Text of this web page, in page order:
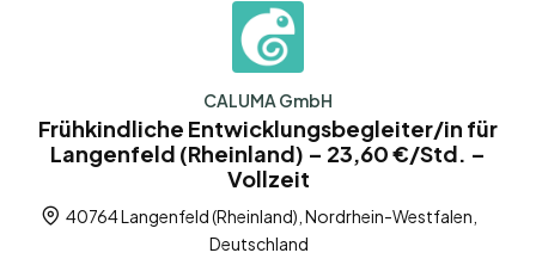
CALUMA GmbH
Frühkindliche Entwicklungsbegleiter/in für
Langenfeld (Rheinland) – 23,60 €/Std. –
Vollzeit
40764 Langenfeld (Rheinland), Nordrhein-Westfalen,
Deutschland